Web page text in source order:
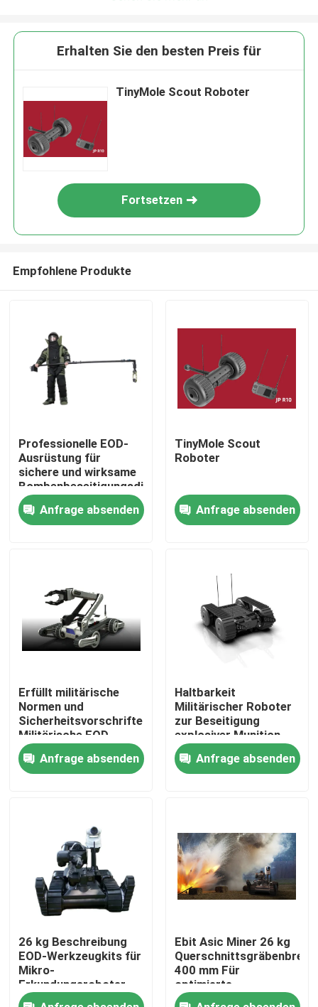
Zu Hause
Produkte
Videos
Über uns
Werksbesichtigung
Neuigkeiten
Bitte um ein Angebot
Militärische taktische Abnutzung
Militärische taktische kugelsichere Weste
Erhalten Sie den besten Preis für
TinyMole Scout Roboter
Fortsetzen
Empfohlene Produkte
Professionelle EOD-
Ausrüstung für
sichere und wirksame
Bombenbeseitigungsdienste
Anfrage absenden
TinyMole Scout
Roboter
Anfrage absenden
Erfüllt militärische
Normen und
Sicherheitsvorschriften
Militärische EOD-
Ausrüstung
Erkennungsfähigkeiten
Anfrage absenden
Haltbarkeit
Militärischer Roboter
zur Beseitigung
explosiver Munition,
der extremen
Bedingungen
standhält
Anfrage absenden
26 kg Beschreibung
EOD-Werkzeugkits für
Mikro-
Erkundungsroboter
Ebit Asic Miner 26 kg
Querschnittsgräbenbreite
400 mm Für
optimierte
Bergbauprozesse